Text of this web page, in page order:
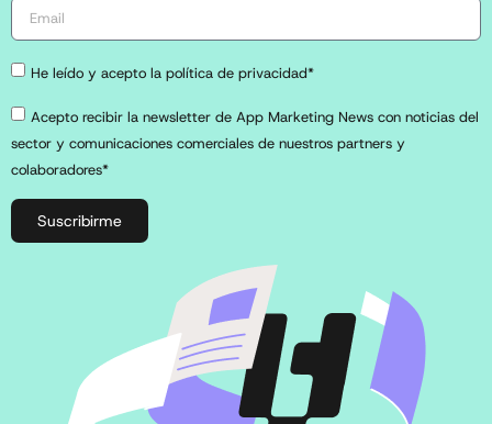
He leído y acepto la política de privacidad*
Acepto recibir la newsletter de App Marketing News con noticias del
sector y comunicaciones comerciales de nuestros partners y
colaboradores*
Suscribirme